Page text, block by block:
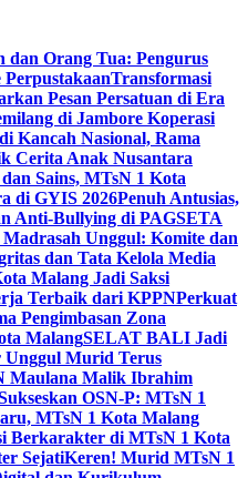
dan Orang Tua: Pengurus
Transformasi
Pesan Persatuan di Era
di Jambore Koperasi
Kancah Nasional, Rama
Cerita Anak Nusantara
Sains, MTsN 1 Kota
di GYIS 2026Penuh Antusias,
Anti-Bullying di PAGSETA
Unggul: Komite dan
dan Tata Kelola Media
Malang Jadi Saksi
Terbaik dari KPPNPerkuat
Pengimbasan Zona
MalangSELAT BALI Jadi
Unggul Murid Terus
Maulana Malik Ibrahim
OSN-P: MTsN 1
MTsN 1 Kota Malang
Berkarakter di MTsN 1 Kota
SejatiKeren! Murid MTsN 1